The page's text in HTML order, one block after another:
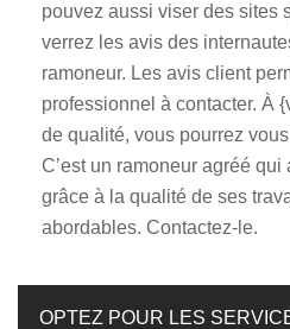
pouvez aussi viser des sites
verrez les avis des
ramoneur. Les avis client
professionnel à contacter. À
de qualité, vous pourrez
C’est un ramoneur agréé
grâce à la qualité de ses
abordables. Contactez-le.
OPTEZ POUR LES